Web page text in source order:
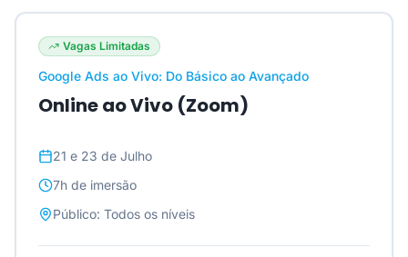
Vagas Limitadas
Google Ads ao Vivo: Do Básico ao Avançado
Online ao Vivo (Zoom)
21 e 23 de Julho
7h de imersão
Público: Todos os níveis